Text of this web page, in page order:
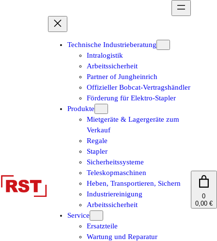
Technische Industrieberatung
Intralogistik
Arbeitssicherheit
Partner of Jungheinrich
Offizieller Bobcat-Vertragshändler
Förderung für Elektro-Stapler
Produkte
Mietgeräte & Lagergeräte zum
Verkauf
Regale
Stapler
Sicherheitssysteme
Teleskopmaschinen
Heben, Transportieren, Sichern
Industriereinigung
Arbeitssicherheit
Service
Ersatzteile
Wartung und Reparatur
0
0,00 €